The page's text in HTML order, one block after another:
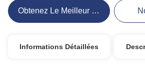
Obtenez Le Meilleur Prix
Informations Détaillées